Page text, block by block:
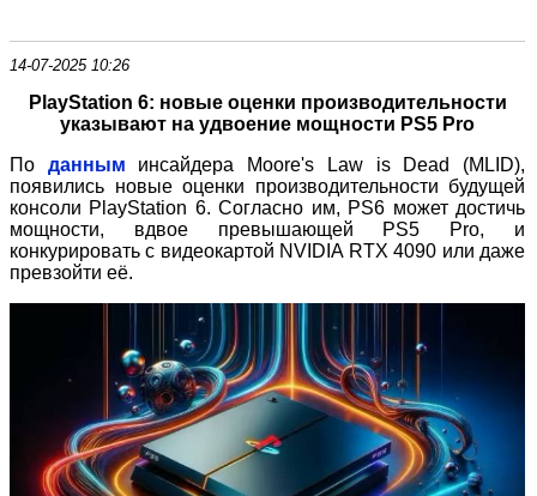
14-07-2025 10:26
PlayStation 6: новые оценки производительности
указывают на удвоение мощности PS5 Pro
По данным инсайдера Moore's Law is Dead (MLID),
появились новые оценки производительности будущей
консоли PlayStation 6. Согласно им, PS6 может достичь
мощности, вдвое превышающей PS5 Pro, и
конкурировать с видеокартой NVIDIA RTX 4090 или даже
превзойти её.